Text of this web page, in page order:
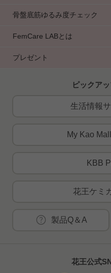
骨盤底筋ゆるみ度チェック
FemCare LABとは
プレゼント
ピックア
生活情報
My Kao
KBB
花王ケミ
製品Q＆A
花王公式